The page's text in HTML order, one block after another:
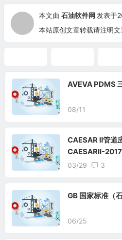
本文由 石油软件网 发表于
本站原创文章转载请注明
AVEVA PDMS
08/11
CAESAR II管道
CAESARII-
03/29 3
GB 国家标准（
06/25